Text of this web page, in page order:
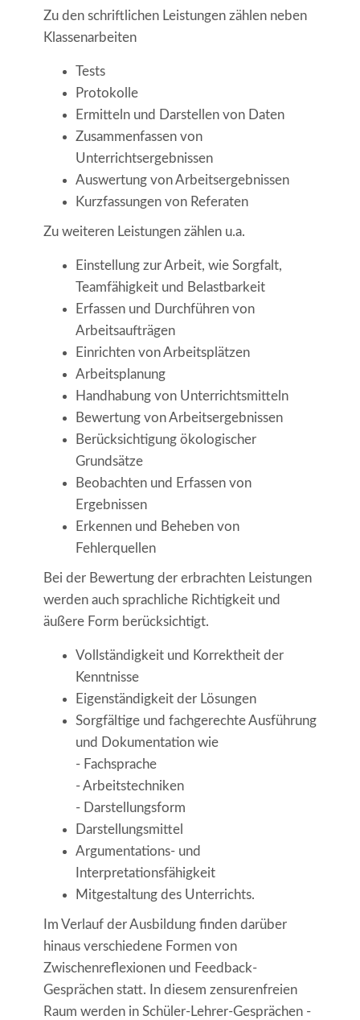
Zu den schriftlichen Leistungen zählen neben
Klassenarbeiten
Tests
Protokolle
Ermitteln und Darstellen von Daten
Zusammenfassen von
Unterrichtsergebnissen
Auswertung von Arbeitsergebnissen
Kurzfassungen von Referaten
Zu weiteren Leistungen zählen u.a.
Einstellung zur Arbeit, wie Sorgfalt,
Teamfähigkeit und Belastbarkeit
Erfassen und Durchführen von
Arbeitsaufträgen
Einrichten von Arbeitsplätzen
Arbeitsplanung
Handhabung von Unterrichtsmitteln
Bewertung von Arbeitsergebnissen
Berücksichtigung ökologischer
Grundsätze
Beobachten und Erfassen von
Ergebnissen
Erkennen und Beheben von
Fehlerquellen
Bei der Bewertung der erbrachten Leistungen
werden auch sprachliche Richtigkeit und
äußere Form berücksichtigt.
Vollständigkeit und Korrektheit der
Kenntnisse
Eigenständigkeit der Lösungen
Sorgfältige und fachgerechte Ausführung
und Dokumentation wie
- Fachsprache
- Arbeitstechniken
- Darstellungsform
Darstellungsmittel
Argumentations- und
Interpretationsfähigkeit
Mitgestaltung des Unterrichts.
Im Verlauf der Ausbildung finden darüber
hinaus verschiedene Formen von
Zwischenreflexionen und Feedback-
Gesprächen statt. In diesem zensurenfreien
Raum werden in Schüler-Lehrer-Gesprächen -